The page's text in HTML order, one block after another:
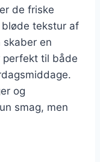
de friske
tekstur af
skaber en
perfekt til både
og
smag, men